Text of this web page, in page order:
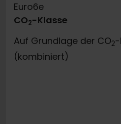
Euro6e
CO2-Klasse
Auf Grundlage der CO2-
(kombiniert)